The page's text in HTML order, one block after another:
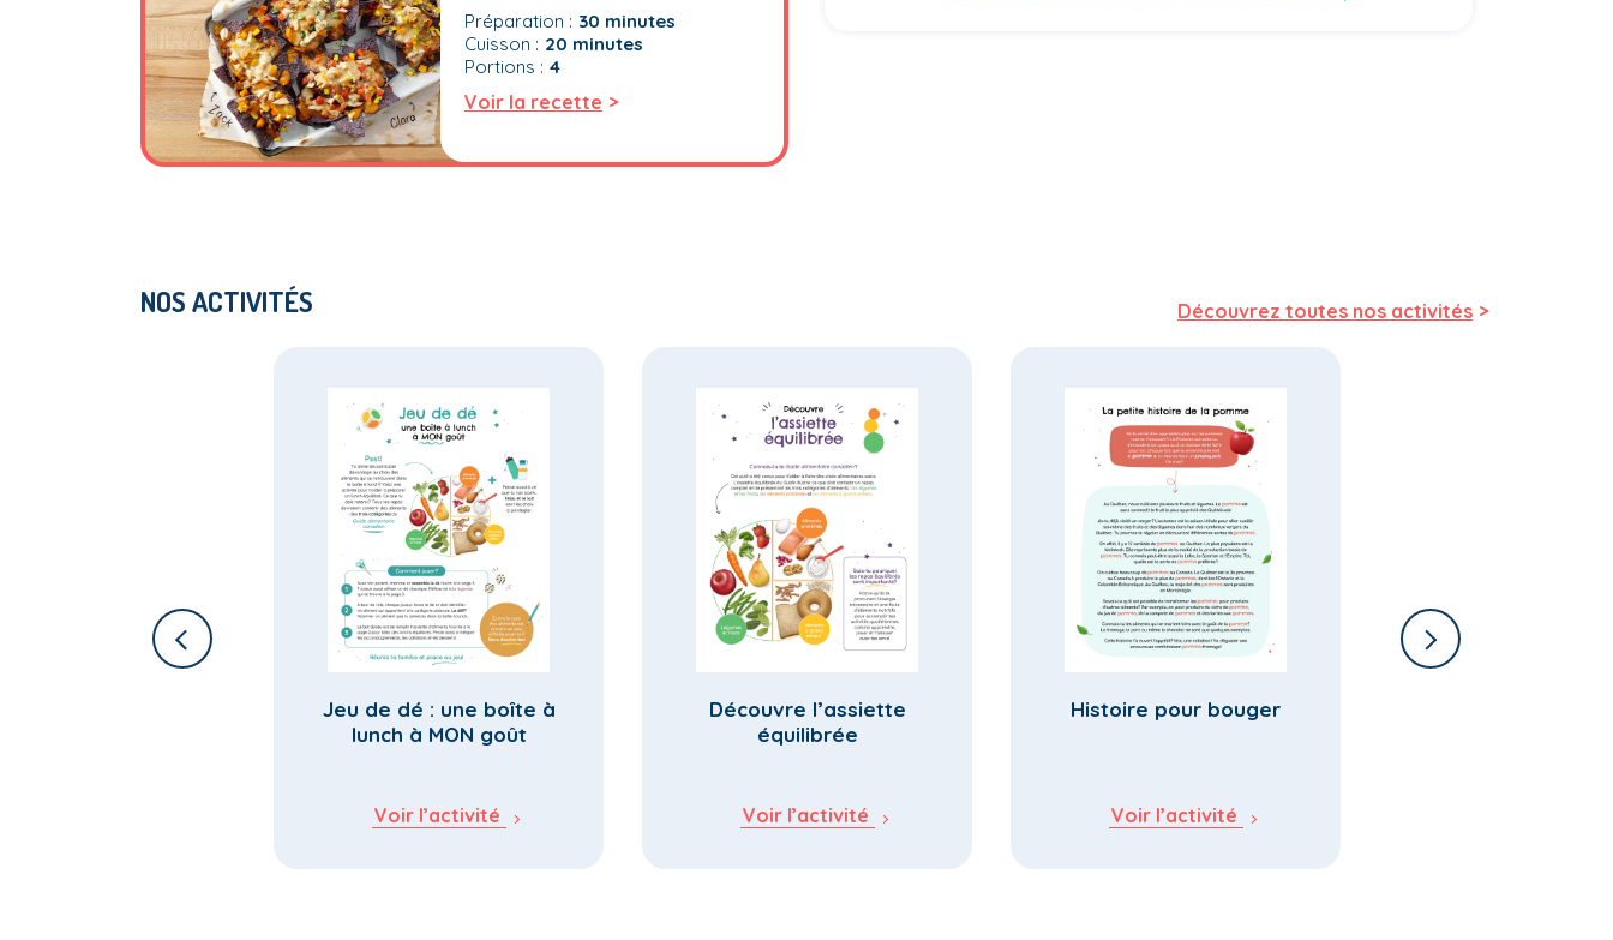
Préparation : 30 minutes
Cuisson : 20 minutes
Portions : 4
Voir la recette >
NOS ACTIVITÉS Découvrez toutes nos activités >
Jeu de dé : une boîte à
lunch à MON goût
Voir l’activité
Découvre l’assiette
équilibrée
Voir l’activité
Histoire pour bouger
Voir l’activité